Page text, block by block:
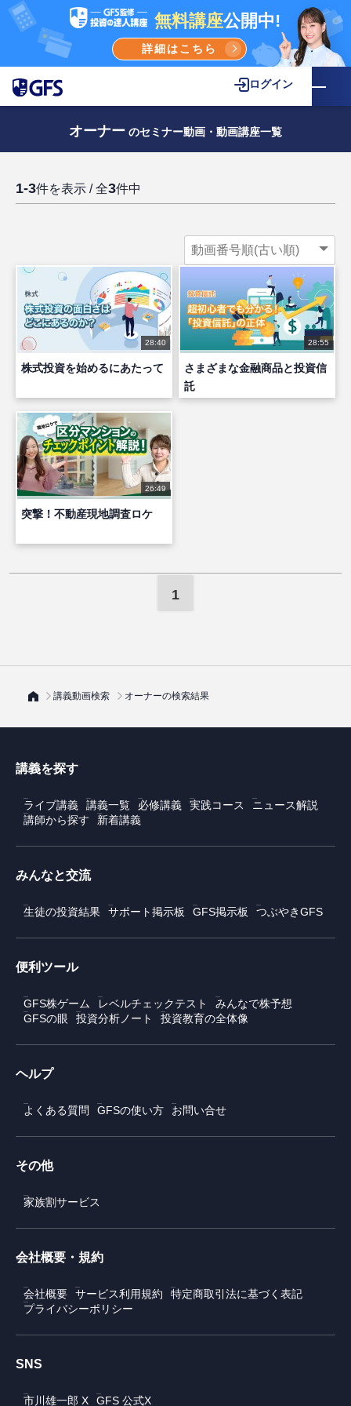
無料講座公開中!
詳細はこちら
ログイン
オーナー のセミナー動画・動画講座一覧
1-3件を表示 / 全3件中
28:40
株式投資を始めるにあたって
28:55
さまざまな金融商品と投資信
託
26:49
突撃！不動産現地調査ロケ
1
講義動画検索 オーナーの検索結果
講義を探す
ライブ講義 講義一覧 必修講義 実践コース
ニュース解説
講師から探す
新着講義
みんなと交流
生徒の投資結果 サポート掲示板 GFS掲示板 つぶやきGFS
便利ツール
GFS株ゲーム レベルチェックテスト
みんなで株予想
GFSの眼
投資分析ノート 投資教育の全体像
ヘルプ
よくある質問 GFSの使い方 お問い合せ
その他
家族割サービス
会社概要・規約
会社概要 サービス利用規約
特定商取引法に基づく表記
プライバシーポリシー
SNS
市川雄一郎 X GFS 公式X